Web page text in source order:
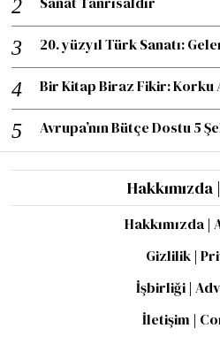
20. yüzyıl Türk Sanatı:
Bir Kitap Biraz Fikir: Korku
Avrupa’nın Bütçe Dostu 5
Hakkımızda |
Gizlilik |
İşbirliği |
İletişim |